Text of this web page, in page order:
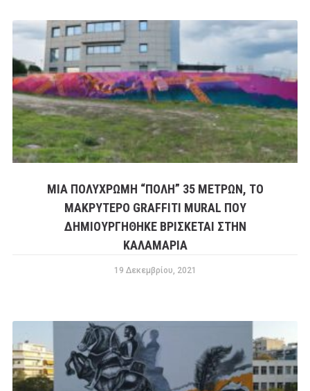
ΜΙΑ ΠΟΛΎΧΡΩΜΗ “ΠΌΛΗ” 35 ΜΈΤΡΩΝ, ΤΟ
ΜΑΚΡΎΤΕΡΟ GRAFFITI MURAL ΠΟΥ
ΔΗΜΙΟΥΡΓΉΘΗΚΕ ΒΡΊΣΚΕΤΑΙ ΣΤΗΝ
ΚΑΛΑΜΑΡΙΆ
19 Δεκεμβρίου, 2021